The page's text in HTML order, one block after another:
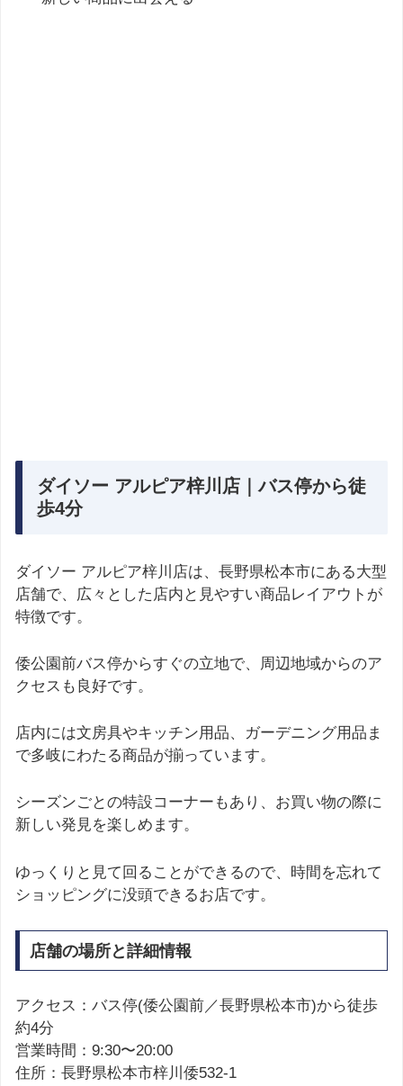
ダイソー アルピア梓川店｜バス停から徒
歩4分
ダイソー アルピア梓川店は、長野県松本市にある大型
店舗で、広々とした店内と見やすい商品レイアウトが
特徴です。
倭公園前バス停からすぐの立地で、周辺地域からのア
クセスも良好です。
店内には文房具やキッチン用品、ガーデニング用品ま
で多岐にわたる商品が揃っています。
シーズンごとの特設コーナーもあり、お買い物の際に
新しい発見を楽しめます。
ゆっくりと見て回ることができるので、時間を忘れて
ショッピングに没頭できるお店です。
店舗の場所と詳細情報
アクセス：バス停(倭公園前／長野県松本市)から徒歩
約4分
営業時間：9:30〜20:00
住所：長野県松本市梓川倭532-1